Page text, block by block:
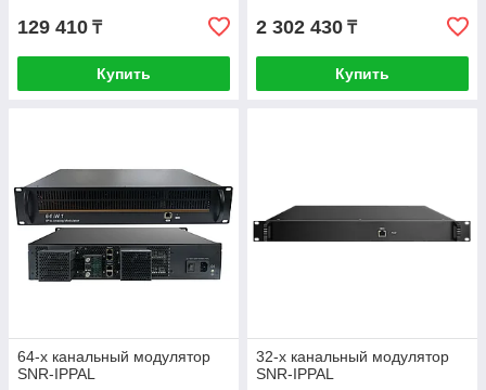
129 410 ₸
Купить
2 302 430 ₸
Купить
64-х канальный модулятор
SNR-IPPAL
32-х канальный модулятор
SNR-IPPAL